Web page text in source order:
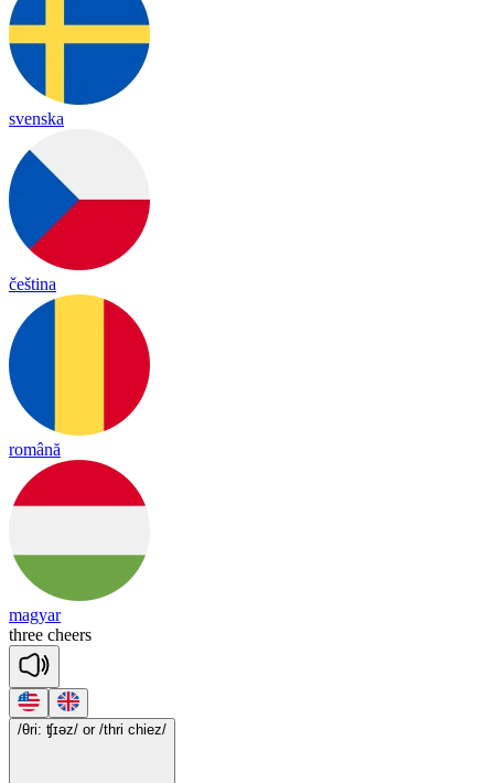
svenska
čeština
română
magyar
three cheers
/θri: ʧɪəz/ or /thri chiez/